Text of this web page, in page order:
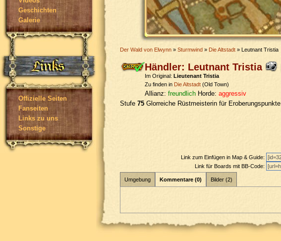
Geschichten
Galerie
Offizielle Seiten
Fanseiten
Links zu uns
Sonstige
Der Wald von Elwynn » Sturmwind » Die Altstadt » Leutnant Tristia
Händler: Leutnant Tristia
Im Original: Lieutenant Tristia
Zu finden in Die Altstadt (Old Town)
Allianz: freundlich Horde: aggressiv
Stufe 75 Glorreiche Rüstmeisterin für Eroberungspunkte
Link zum Einfügen in Map & Guide:
Link für Boards mit BB-Code:
Umgebung Kommentare (0) Bilder (2)